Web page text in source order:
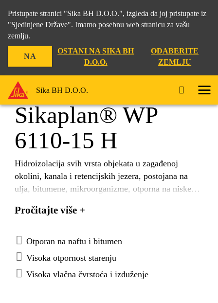
Pristupate stranici "Sika BH D.O.O.", izgleda da joj pristupate iz
"Sjedinjene Države". Imamo posebnu web stranicu za vašu
zemlju.
NA
OSTANI NA SIKA BH
D.O.O.
ODABERITE
ZEMLJU
Sika BH D.O.O.
... Sikaplan® WP 6110-15 H
Sikaplan® WP
6110-15 H
Hidroizolacija svih vrsta objekata u zagađenoj
okolini, kanala i retencijskih jezera, postojana na
ulja, bitumene, mikroorganizme, otporna na niske
Otporna na sve materijale koji se pojavljuju u
hidrostatski tlak. Idealna za prijelaz hidroizolacije s
PVC-a na bitumen. (prije Sika-Trocal A) Boja: crna
Pročitajte više +
Otporan na naftu i bitumen
Visoka otpornost starenju
Visoka vlačna čvrstoća i izduženje